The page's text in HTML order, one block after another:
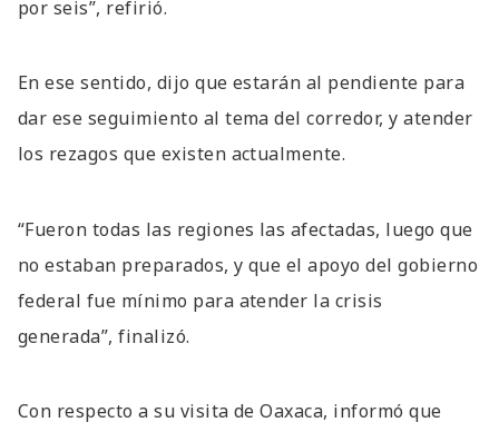
por seis”, refirió.
En ese sentido, dijo que estarán al pendiente para
dar ese seguimiento al tema del corredor, y atender
los rezagos que existen actualmente.
“Fueron todas las regiones las afectadas, luego que
no estaban preparados, y que el apoyo del gobierno
federal fue mínimo para atender la crisis
generada”, finalizó.
Con respecto a su visita de Oaxaca, informó que